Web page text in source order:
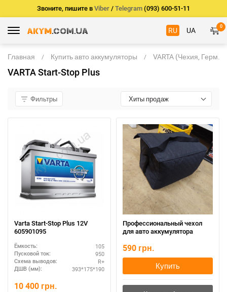
Звоните, пишите в Viber / Telegram (093) 600-51-11
RU UA 0
Главная Купить авто аккумуляторы VARTA (Чехия, Герм.)
VARTA Start-Stop Plus
Фильтры Хиты продаж
Varta Start-Stop Plus 12V
605901095
Ёмкость: 105
Пусковой ток: 950
Схема выводов: R+
ДШВ (мм): 393*175*190
10 400 грн.
Профессиональный чехол
для авто аккумулятора
590 грн.
Купить